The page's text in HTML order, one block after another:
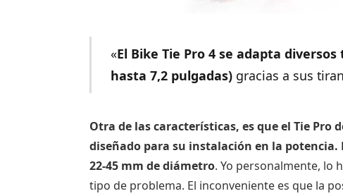
«El Bike Tie Pro 4 se adapta
hasta 7,2 pulgadas) gracias a sus
Otra de las características, es que el Tie
diseñado para su instalación en la potencia.
22-45 mm de diámetro. Yo personalmente, lo
tipo de problema. El inconveniente es que la